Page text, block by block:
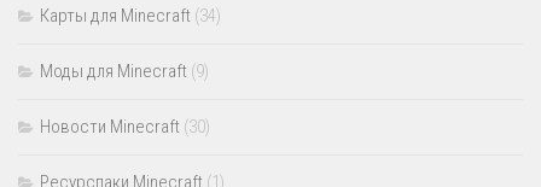
Карты для Minecraft (34)
Моды для Minecraft (9)
Новости Minecraft (30)
Ресурспаки Minecraft (1)